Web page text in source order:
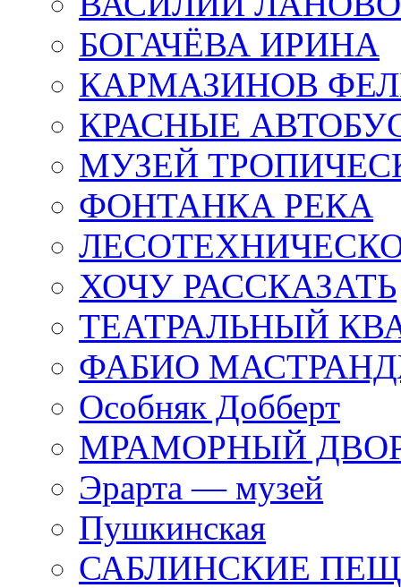
БОГАЧЁВА ИРИНА
КАРМАЗИНОВ
КРАСНЫЕ
МУЗЕЙ
ФОНТАНКА РЕКА
ХОЧУ РАССКАЗАТЬ
ТЕАТРАЛЬНЫЙ
ФАБИО
Особняк Добберт
МРАМОРНЫЙ
Эрарта — музей
Пушкинская
САБЛИНСКИЕ